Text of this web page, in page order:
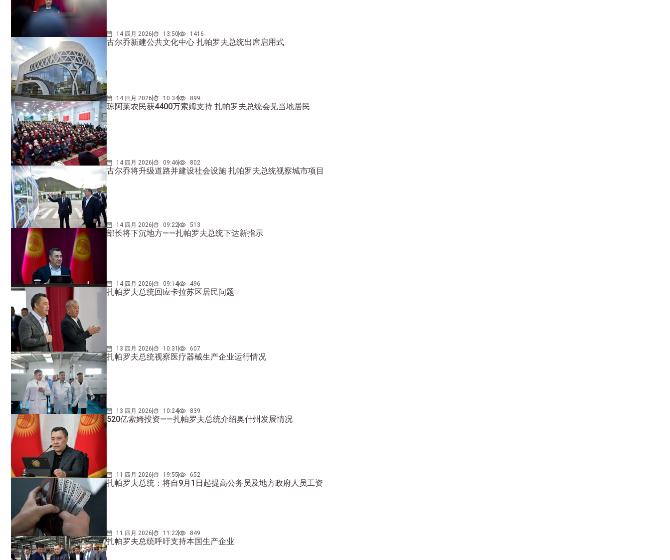
14 四月 2026 13:50 1416
古尔乔新建公共文化中心 扎帕罗夫总统出席启用式
14 四月 2026 10:34 899
琼阿莱农民获4400万索姆支持 扎帕罗夫总统会见当地居民
14 四月 2026 09:46 802
古尔乔将升级道路并建设社会设施 扎帕罗夫总统视察城市项目
14 四月 2026 09:22 513
部长将下沉地方——扎帕罗夫总统下达新指示
14 四月 2026 09:14 496
扎帕罗夫总统回应卡拉苏区居民问题
13 四月 2026 10:31 607
扎帕罗夫总统视察医疗器械生产企业运行情况
13 四月 2026 10:24 839
520亿索姆投资——扎帕罗夫总统介绍奥什州发展情况
11 四月 2026 19:55 652
扎帕罗夫总统：将自9月1日起提高公务员及地方政府人员工资
11 四月 2026 11:22 849
扎帕罗夫总统呼吁支持本国生产企业